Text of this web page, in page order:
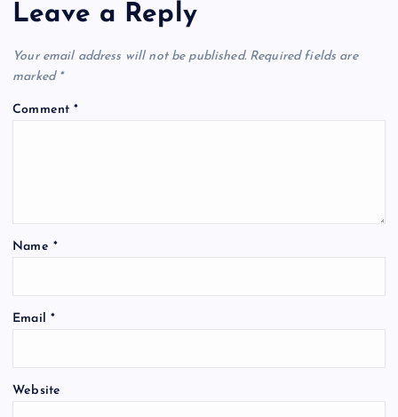
Leave a Reply
Your email address will not be published. Required fields are
marked *
Comment*
Name *
Email *
Website